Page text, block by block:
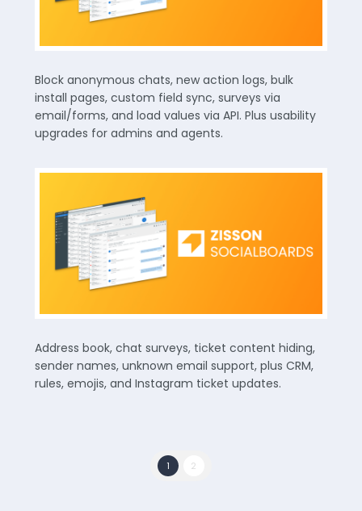
Block anonymous chats, new action logs, bulk
install pages, custom field sync, surveys via
email/forms, and load values via API. Plus usability
upgrades for admins and agents.
Address book, chat surveys, ticket content hiding,
sender names, unknown email support, plus CRM,
rules, emojis, and Instagram ticket updates.
1 2